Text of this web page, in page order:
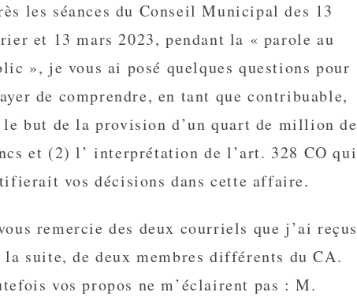
les séances du Conseil Municipal des 13
et 13 mars 2023, pendant la « parole au
», je vous ai posé quelques questions pour
de comprendre, en tant que contribuable,
but de la provision d’un quart de million de
et (2) l’ interprétation de l’art. 328 CO qui
vos décisions dans cette affaire.
remercie des deux courriels que j’ai reçus
la suite, de deux membres différents du CA.
vos propos ne m’éclairent pas : M.